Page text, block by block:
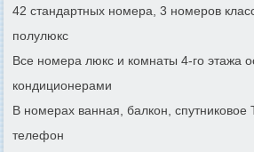
42 стандартных номера, 3 номеров
полулюкс
Все номера люкс и комнаты 4-го этажа
кондиционерами
В номерах ванная, балкон, спутниковое
телефон